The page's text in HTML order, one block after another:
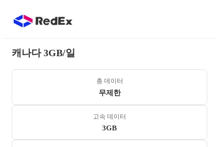
캐나다 3GB/일
총 데이터
무제한
고속 데이터
3GB